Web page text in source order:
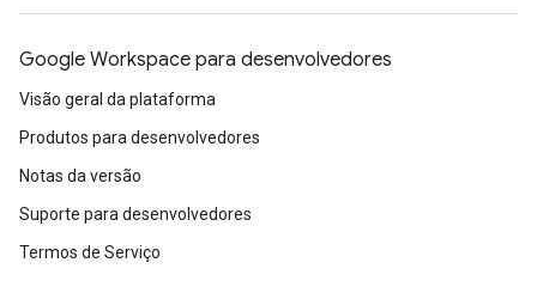
Google Workspace para desenvolvedores
Visão geral da plataforma
Produtos para desenvolvedores
Notas da versão
Suporte para desenvolvedores
Termos de Serviço